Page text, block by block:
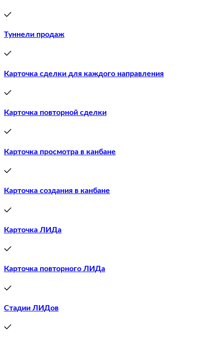
Туннели продаж
Карточка сделки для каждого направления
Карточка повторной сделки
Карточка просмотра в канбане
Карточка создания в канбане
Карточка ЛИДа
Карточка повторного ЛИДа
Стадии ЛИДов